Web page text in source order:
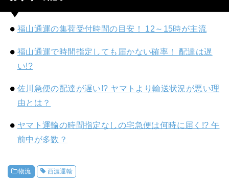
福山通運の集荷受付時間の目安！ 12～15時が主流
福山通運で時間指定しても届かない確率！ 配達は遅
い!?
佐川急便の配達が遅い!? ヤマトより輸送状況が悪い理
由とは？
ヤマト運輸の時間指定なしの宅急便は何時に届く!? 午
前中が多数？
物流 西濃運輸